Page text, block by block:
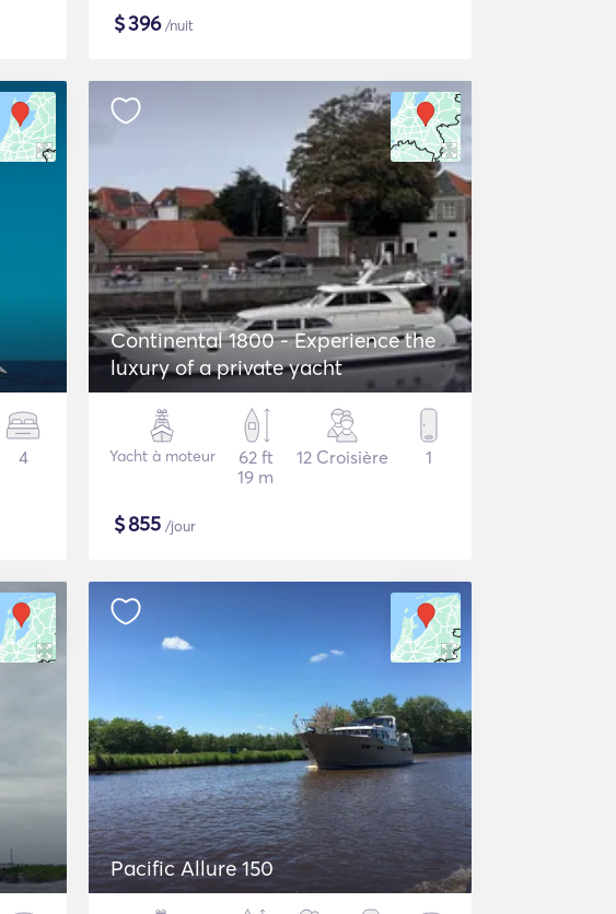
$396/nuit
4
Continental 1800 - Experience the
luxury of a private yacht
Yacht à moteur
62 ft
19 m
12 Croisière 1
$855 /jour
Pacific Allure 150